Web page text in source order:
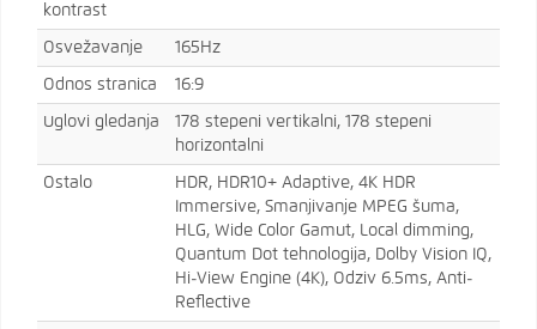
kontrast
Osvežavanje 165Hz
Odnos stranica 16:9
Uglovi gledanja
178 stepeni vertikalni, 178 stepeni
horizontalni
Ostalo
HDR, HDR10+ Adaptive, 4K HDR
Immersive, Smanjivanje MPEG šuma,
HLG, Wide Color Gamut, Local dimming,
Quantum Dot tehnologija, Dolby Vision IQ,
Hi-View Engine (4K), Odziv 6.5ms, Anti-
Reflective